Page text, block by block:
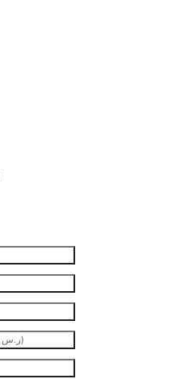
Arabie saoudite (SAR ر.س)